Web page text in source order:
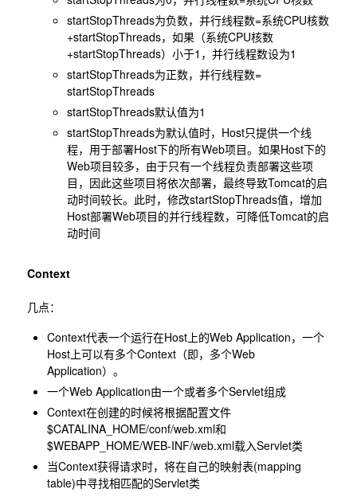
startStopThreads为负数，并行线程数=系统CPU核数
+startStopThreads，如果（系统CPU核数
+startStopThreads）小于1，并行线程数设为1
startStopThreads为正数，并行线程数=
startStopThreads
startStopThreads默认值为1
startStopThreads为默认值时，Host只提供一个线
程，用于部署Host下的所有Web项目。如果Host下的
Web项目较多，由于只有一个线程负责部署这些项
目，因此这些项目将依次部署，最终导致Tomcat的启
动时间较长。此时，修改startStopThreads值，增加
Host部署Web项目的并行线程数，可降低Tomcat的启
动时间
Context
几点：
Context代表一个运行在Host上的Web Application，一个
Host上可以有多个Context（即，多个Web
Application）。
一个Web Application由一个或者多个Servlet组成
Context在创建的时候将根据配置文件
$CATALINA_HOME/conf/web.xml和
$WEBAPP_HOME/WEB-INF/web.xml载入Servlet类
当Context获得请求时，将在自己的映射表(mapping
table)中寻找相匹配的Servlet类